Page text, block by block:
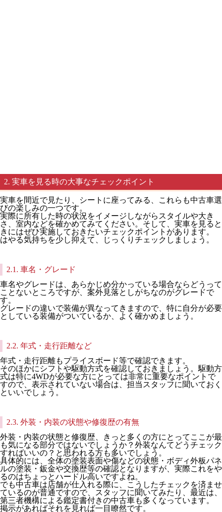
2. 実車を見る時の大事なチェックポイント
実車を間近で見たり、シートに座ってみる、これらも中古車選
びの楽しみの一つです。
実際に所有した時の状況をイメージしながらスタイルや大き
さ、室内などを確かめてみてください。そして、実車を見ると
きにはぜひ実施しておきたいチェックポイントがあります。
はやる気持ちを少し抑えて、じっくりチェックしましょう。
2.1. 車名・グレード
車名やグレードは、あらかじめ分かっている場合ならどうって
ことないところですが、案外見落としがちなのがグレードで
す。
グレードの違いで装備が異なってきますので、特に自分が必要
としている装備がついているか、よく確かめましょう。
2.2. 年式・走行距離など
年式・走行距離もプライスボード等で確認できます。
そのほかにシフトや駆動方式を確認しておきましょう。駆動方
式は特に4WDが必要な方にとっては非常に重要なポイントで
すので、表示されていない場合は、担当スタッフに聞いておく
といいでしょう。
2.3. 外装・内装の状態や修復歴の有無
外装・内装の状態と修復歴、きっと多くの方にとってここが最
も気になる部分ではないでしょうか？外装なんてどうチェック
すればいいの？と思われる方も多いでしょう。
具体的には、全体の塗装表面や傷などの状態・ボディ外板パネ
ルの塗装・鈑金や交換歴等の確認となりますが、実際これをや
るのはちょっとハードル高いですよね。
でも中古車は店舗が仕入れる際に、こうしたチェックを済ませ
ているのが普通ですので、スタッフに聞いてみたり、最近は、
第三者機構による鑑定書付きの中古車も多くなっています。
掲示があればそれを見れば一目瞭然です。